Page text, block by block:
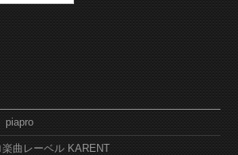
piapro
曲レーベル KARENT